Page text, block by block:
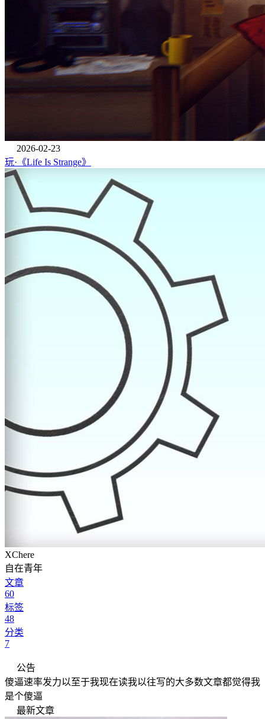
2026-02-23
玩·《Life Is Strange》
XChere
自在青年
文章
60
标签
48
分类
7
公告
傻逼速率发力以至于我现在读我以往写的大多数文章都觉得我
是个傻逼
最新文章